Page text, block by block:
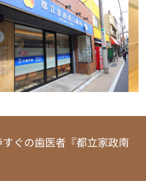
ぐの歯医者『都立家政南